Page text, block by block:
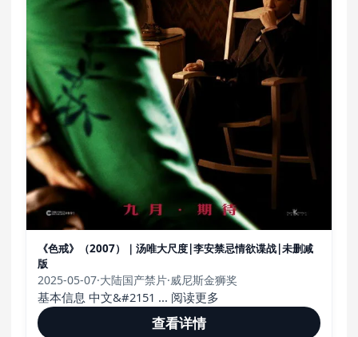
《色戒》（2007）｜汤唯大尺度|李安禁忌情欲谍战|未删减
版
2025-05-07·大陆国产禁片·威尼斯金狮奖
基本信息 中文&#2151 ... 阅读更多
查看详情